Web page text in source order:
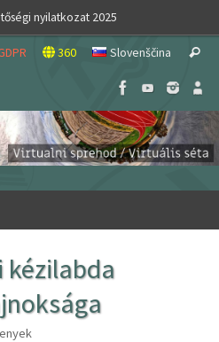
nyilatkozat 2025
360 Slovenščina Search
kézilabda